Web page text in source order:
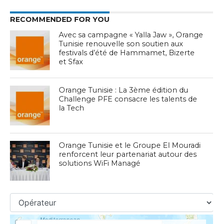
RECOMMENDED FOR YOU
Avec sa campagne « Yalla Jaw », Orange
Tunisie renouvelle son soutien aux
festivals d’été de Hammamet, Bizerte
et Sfax
Orange Tunisie : La 3ème édition du
Challenge PFE consacre les talents de
la Tech
Orange Tunisie et le Groupe El Mouradi
renforcent leur partenariat autour des
solutions WiFi Managé